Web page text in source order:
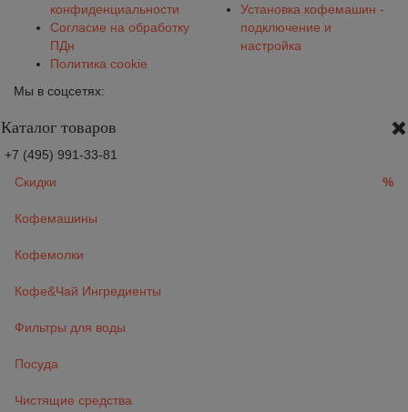
конфиденциальности
Согласие на обработку
ПДн
Политика cookie
Установка кофемашин -
подключение и
настройка
Мы в соцсетях:
Каталог товаров
+7 (495) 991-33-81
Скидки
%
Кофемашины
Кофемолки
Кофе&Чай Ингредиенты
Фильтры для воды
Посуда
Чистящие средства